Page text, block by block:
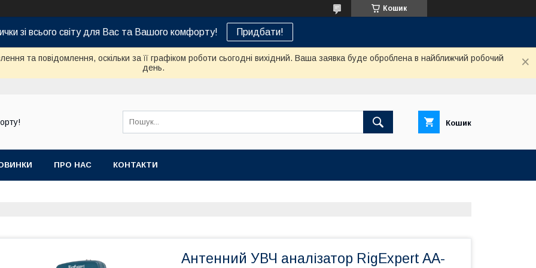
Кошик
зі всього світу для Вас та Вашого комфорту! Придбати!
та повідомлення, оскільки за її графіком роботи сьогодні вихідний. Ваша заявка буде оброблена в найближчий робочий
день.
Кошик
ПРО НАС КОНТАКТИ
Антенний УВЧ аналізатор RigExpert AA-